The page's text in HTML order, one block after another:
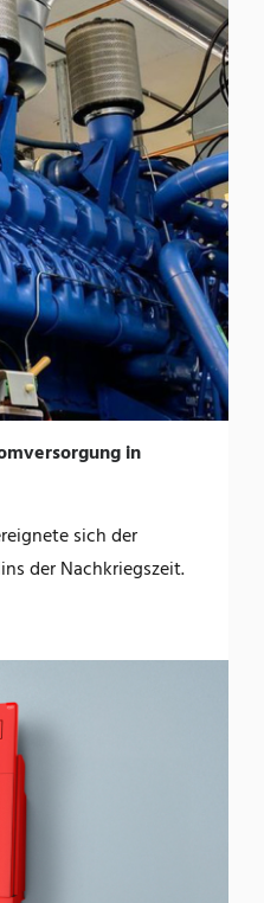
in
sich der
der Nachkriegszeit.